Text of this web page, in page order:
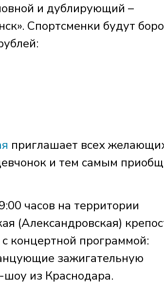
и дублирующий –
Спортсменки будут
приглашает всех
и тем самым
часов на территории
(Александровская)
концертной программой:
зажигательную
из Краснодара.